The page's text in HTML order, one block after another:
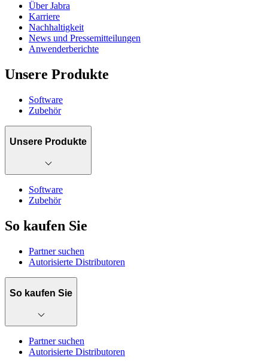
Über Jabra
Karriere
Nachhaltigkeit
News und Pressemitteilungen
Anwenderberichte
Unsere Produkte
Software
Zubehör
Unsere Produkte
Software
Zubehör
So kaufen Sie
Partner suchen
Autorisierte Distributoren
So kaufen Sie
Partner suchen
Autorisierte Distributoren